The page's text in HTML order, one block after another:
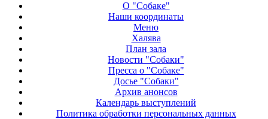
О "Собаке"
Наши координаты
Меню
Халява
План зала
Новости "Собаки"
Пресса о "Собаке"
Досье "Собаки"
Архив анонсов
Календарь выступлений
Политика обработки персональных данных